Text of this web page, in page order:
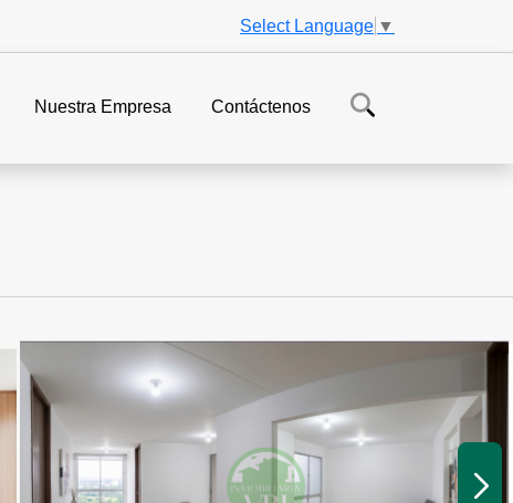
Select Language ▼
Nuestra Empresa Contáctenos